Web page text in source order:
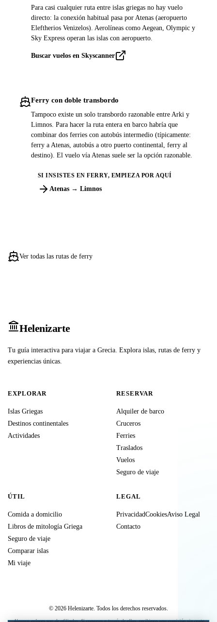
Para casi cualquier ruta entre islas griegas no hay vuelo
directo: la conexión habitual pasa por Atenas (aeropuerto
Eleftherios Venizelos). Aerolíneas como Aegean, Olympic y
Sky Express operan las islas con aeropuerto.
Buscar vuelos en Skyscanner
Ferry con doble transbordo
Tampoco existe un solo transbordo razonable entre Arki y
Limnos. Para hacer la ruta entera en barco habría que
combinar dos ferries con autobús intermedio (típicamente:
ferry a Atenas, autobús a otro puerto continental, ferry al
destino). El vuelo vía Atenas suele ser la opción razonable.
SI INSISTES EN FERRY, EMPIEZA POR AQUÍ
Atenas → Limnos
Ver todas las rutas de ferry
Helenizarte
Tu guía interactiva para viajar a Grecia. Explora islas, rutas de ferry y
experiencias únicas.
EXPLORAR
Islas Griegas
Destinos continentales
Actividades
RESERVAR
Alquiler de barco
Cruceros
Ferries
Traslados
Vuelos
Seguro de viaje
ÚTIL
Comida a domicilio
Libros de mitología Griega
Seguro de viaje
Comparar islas
Mi viaje
LEGAL
PrivacidadCookiesAviso Legal
Contacto
© 2026 Helenizarte. Todos los derechos reservados.
Algunos enlaces son de afiliados. Si compras a través de ellos, recibimos una comisión sin coste